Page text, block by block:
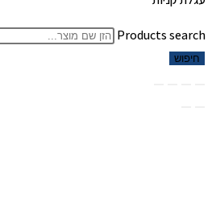
Products search
חיפוש